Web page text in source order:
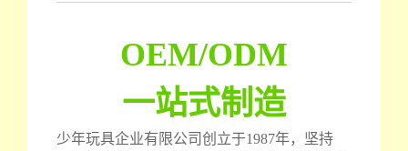
OEM/ODM
一站式制造
少年玩具企业有限公司创立于1987年，坚持